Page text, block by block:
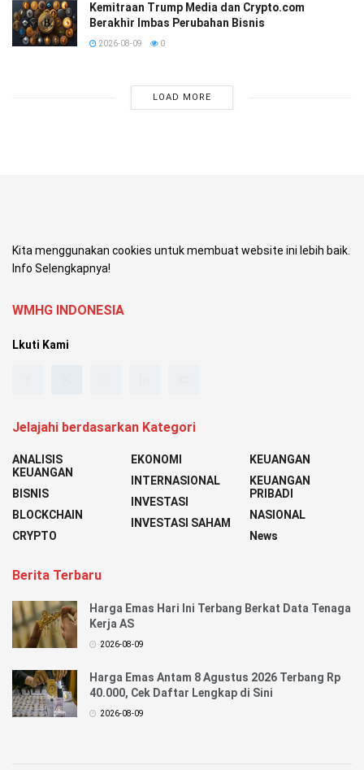
Kemitraan Trump Media dan Crypto.com
Berakhir Imbas Perubahan Bisnis
2026-08-09 0
LOAD MORE
Kita menggunakan cookies untuk membuat website ini lebih baik.
Info Selengkapnya!
WMHG INDONESIA
Lkuti Kami
Jelajahi berdasarkan Kategori
ANALISIS
KEUANGAN
BISNIS
BLOCKCHAIN
CRYPTO
EKONOMI
INTERNASIONAL
INVESTASI
INVESTASI SAHAM
KEUANGAN
KEUANGAN
PRIBADI
NASIONAL
News
Berita Terbaru
Harga Emas Hari Ini Terbang Berkat Data Tenaga
Kerja AS
2026-08-09
Harga Emas Antam 8 Agustus 2026 Terbang Rp
40.000, Cek Daftar Lengkap di Sini
2026-08-09